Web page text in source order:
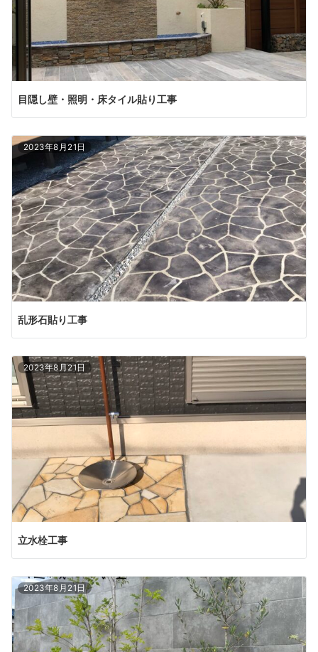
目隠し壁・照明・床タイル貼り工事
2023年8月21日
乱形石貼り工事
2023年8月21日
立水栓工事
2023年8月21日